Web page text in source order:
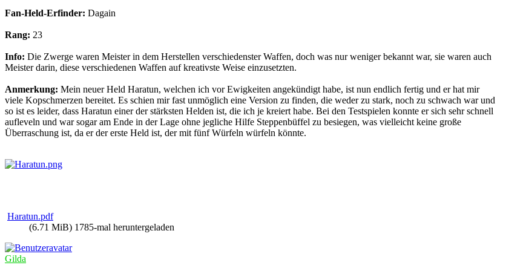
Fan-Held-Erfinder: Dagain
Rang: 23
Info: Die Zwerge waren Meister in dem Herstellen verschiedenster Waffen, doch was nur weniger bekannt war, sie waren auch
Meister darin, diese verschiedenen Waffen auf kreativste Weise einzusetzten.
Anmerkung: Mein neuer Held Haratun, welchen ich vor Ewigkeiten angekündigt habe, ist nun endlich fertig und er hat mir
viele Kopschmerzen bereitet. Es schien mir fast unmöglich eine Version zu finden, die weder zu stark, noch zu schwach war und
so ist es leider, dass Haratun einer der stärksten Helden ist, die ich je kreiert habe. Bei den Testspielen konnte er sich sehr schnell
aufleveln und war sogar am Ende in der Lage ohne jegliche Hilfe Steppenbüffel zu besiegen, was vielleicht keine große
Überraschung ist, da er der erste Held ist, der mit fünf Würfeln würfeln könnte.
Haratun.pdf
(6.71 MiB) 1785-mal heruntergeladen
Gilda